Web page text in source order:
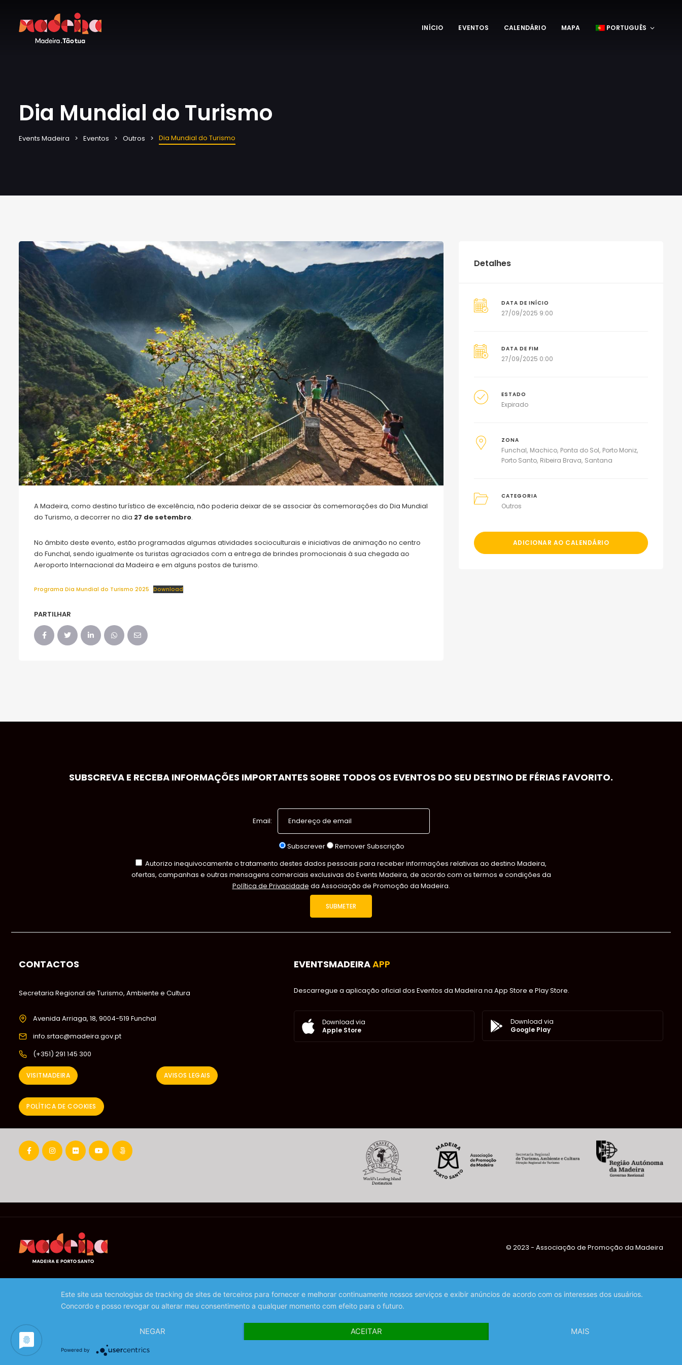
INÍCIO EVENTOS CALENDÁRIO MAPA PORTUGUÊS
Dia Mundial do Turismo
Events Madeira Eventos Outros Dia Mundial do Turismo
A Madeira, como destino turístico de excelência, não poderia deixar de se associar às comemorações do Dia Mundial
do Turismo, a decorrer no dia 27 de setembro.
No âmbito deste evento, estão programadas algumas atividades socioculturais e iniciativas de animação no centro
do Funchal, sendo igualmente os turistas agraciados com a entrega de brindes promocionais à sua chegada ao
Aeroporto Internacional da Madeira e em alguns postos de turismo.
Programa Dia Mundial do Turismo 2025 Download
PARTILHAR
Detalhes
DATA DE INÍCIO
27/09/2025 9:00
DATA DE FIM
27/09/2025 0:00
ESTADO
Expirado
ZONA
Funchal Machico Ponta do Sol Porto Moniz
Porto Santo Ribeira Brava Santana
CATEGORIA
Outros
ADICIONAR AO CALENDÁRIO
SUBSCREVA E RECEBA INFORMAÇÕES IMPORTANTES SOBRE TODOS OS EVENTOS DO SEU DESTINO DE FÉRIAS FAVORITO.
Email:
Subscrever
Remover Subscrição
Autorizo inequivocamente o tratamento destes dados pessoais para receber informações relativas ao destino Madeira,
ofertas, campanhas e outras mensagens comerciais exclusivas do Events Madeira, de acordo com os termos e condições da
Política de Privacidade da Associação de Promoção da Madeira.
CONTACTOS
Secretaria Regional de Turismo, Ambiente e Cultura
Avenida Arriaga, 18, 9004-519 Funchal
info.srtac@madeira.gov.pt
(+351) 291 145 300
VISITMADEIRA AVISOS LEGAIS
POLÍTICA DE COOKIES
EVENTSMADEIRAAPP
Descarregue a aplicação oficial dos Eventos da Madeira na App Store e Play Store.
Download via
Apple Store
Download via
Google Play
©️ 2023 - Associação de Promoção da Madeira
Este site usa tecnologias de tracking de sites de terceiros para fornecer e melhorar continuamente nossos serviços e exibir anúncios de acordo com os interesses dos usuários.
Concordo e posso revogar ou alterar meu consentimento a qualquer momento com efeito para o futuro.
NEGAR ACEITAR MAIS
Powered by